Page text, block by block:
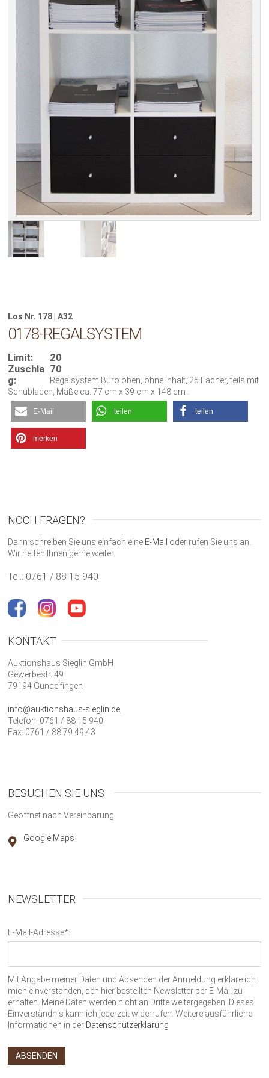
Los Nr. 178 | A32
0178-REGALSYSTEM
Limit:
20
Zuschla
g:
70
Regalsystem Büro oben, ohne Inhalt, 25 Fächer, teils mit
Schubladen, Maße ca. 77 cm x 39 cm x 148 cm .
E-Mail teilen teilen
merken
NOCH FRAGEN?
Dann schreiben Sie uns einfach eine E-Mail oder rufen Sie uns an.
Wir helfen Ihnen gerne weiter.
Tel.: 0761 / 88 15 940
KONTAKT
Auktionshaus Sieglin GmbH
Gewerbestr. 49
79194 Gundelfingen
info@auktionshaus-sieglin.de
Telefon: 0761 / 88 15 940
Fax: 0761 / 88 79 49 43
BESUCHEN SIE UNS
Geöffnet nach Vereinbarung
Google Maps
NEWSLETTER
E-Mail-Adresse*:
Mit Angabe meiner Daten und Absenden der Anmeldung erkläre ich
mich einverstanden, den hier bestellten Newsletter per E-Mail zu
erhalten. Meine Daten werden nicht an Dritte weitergegeben. Dieses
Einverständnis kann ich jederzeit widerrufen. Weitere ausführliche
Informationen in der Datenschutzerklärung